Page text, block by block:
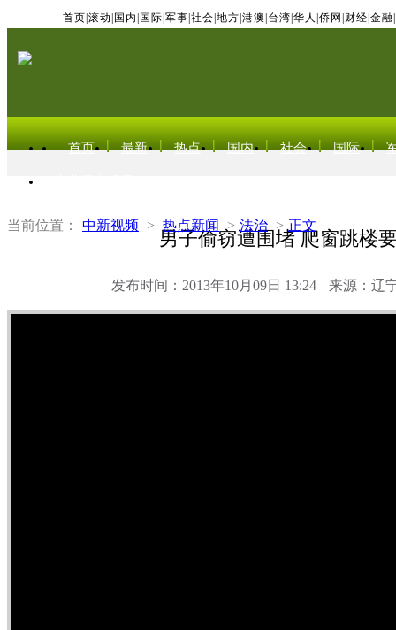
首页 滚动 国内 国际 军事 社会 地方 港澳 台湾 华人 侨网 财经 金融
首页 最新 热点 国内 社会 国际
当前位置： 中新视频 > 热点新闻 > 法治 > 正文
男子偷窃遭围堵 爬窗跳楼
发布时间：2013年10月09日 13:24 来源：辽